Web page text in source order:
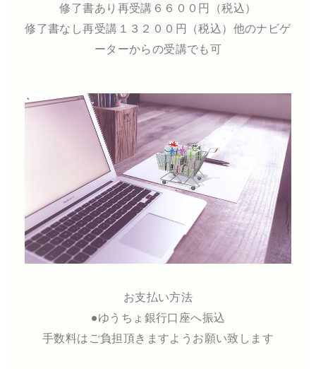
修了書あり再受講６６００円（税込）
修了書なし再受講１３２００円（税込）他のナビゲ
ーターからの受講でも可
お支払い方法
●ゆうちょ銀行口座へ振込
手数料はご負担頂きますようお願い致します